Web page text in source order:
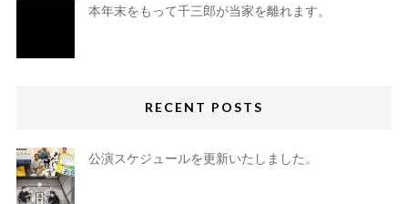
本年末をもって千三郎が当家を離れます。
RECENT POSTS
公演スケジュールを更新いたしました。